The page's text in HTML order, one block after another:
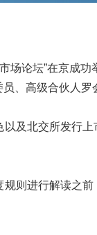
场论坛”在京成
、高级合伙人
及北交所发行
则进行解读之